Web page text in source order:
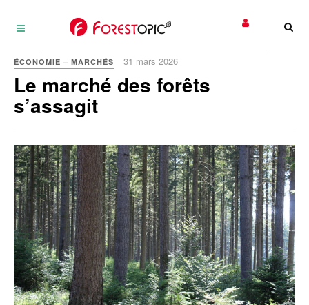
ÉCONOMIE – MARCHÉS 31 mars 2026
Le marché des forêts
s’assagit